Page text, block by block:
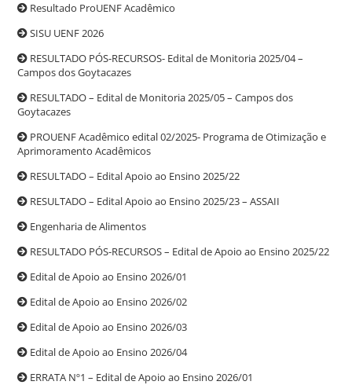
Resultado ProUENF Acadêmico
SISU UENF 2026
RESULTADO PÓS-RECURSOS- Edital de Monitoria 2025/04 –
Campos dos Goytacazes
RESULTADO – Edital de Monitoria 2025/05 – Campos dos
Goytacazes
PROUENF Acadêmico edital 02/2025- Programa de Otimização e
Aprimoramento Acadêmicos
RESULTADO – Edital Apoio ao Ensino 2025/22
RESULTADO – Edital Apoio ao Ensino 2025/23 – ASSAII
Engenharia de Alimentos
RESULTADO PÓS-RECURSOS – Edital de Apoio ao Ensino 2025/22
Edital de Apoio ao Ensino 2026/01
Edital de Apoio ao Ensino 2026/02
Edital de Apoio ao Ensino 2026/03
Edital de Apoio ao Ensino 2026/04
ERRATA Nº1 – Edital de Apoio ao Ensino 2026/01